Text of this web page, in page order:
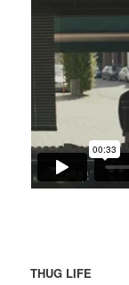
THUG LIFE